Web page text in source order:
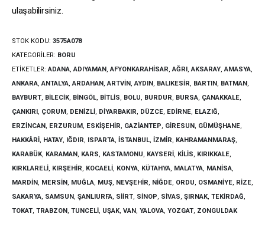
ulaşabilirsiniz.
STOK KODU: 3575A078
KATEGORILER: BORU
ETIKETLER:ADANA,ADIYAMAN,AFYONKARAHISAR,AĞRI,AKSARAY,AMASYA,
ANKARA,ANTALYA,ARDAHAN,ARTVIN,AYDIN, BALIKESIR, BARTIN, BATMAN,
BAYBURT, BILECIK, BINGÖL, BITLIS, BOLU, BURDUR, BURSA, ÇANAKKALE,
ÇANKIRI, ÇORUM, DENIZLI, DIYARBAKIR, DÜZCE, EDIRNE, ELAZIĞ,
ERZINCAN, ERZURUM, ESKIŞEHIR, GAZIANTEP, GIRESUN, GÜMÜŞHANE,
HAKKÂRI, HATAY, IĞDIR, ISPARTA, İSTANBUL, İZMIR, KAHRAMANMARAŞ,
KARABÜK, KARAMAN, KARS, KASTAMONU, KAYSERI, KILIS, KIRIKKALE,
KIRKLARELI, KIRŞEHIR, KOCAELI, KONYA, KÜTAHYA, MALATYA, MANISA,
MARDIN, MERSIN, MUĞLA, MUŞ, NEVŞEHIR, NIĞDE, ORDU, OSMANIYE, RIZE,
SAKARYA, SAMSUN, ŞANLIURFA, SIIRT, SINOP, SIVAS, ŞIRNAK, TEKIRDAĞ,
TOKAT, TRABZON, TUNCELI, UŞAK, VAN, YALOVA, YOZGAT, ZONGULDAK